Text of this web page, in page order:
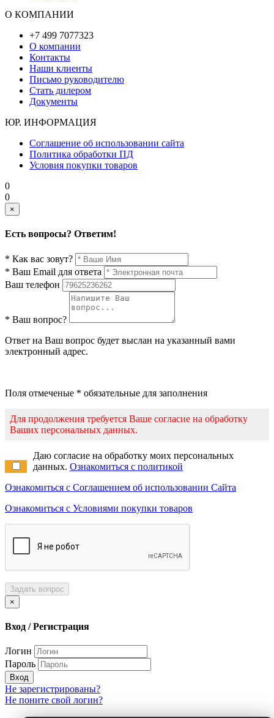
О КОМПАНИИ
+7 499 7077323
О компании
Контакты
Наши клиенты
Письмо руководителю
Стать дилером
Документы
ЮР. ИНФОРМАЦИЯ
Соглашение об использовании сайта
Политика обработки ПД
Условия покупки товаров
0
0
×
Есть вопросы? Ответим!
* Как вас зовут?
* Ваш Email для ответа
Ваш телефон
* Ваш вопрос?
Ответ на Ваш вопрос будет выслан на указанный вами
электронный адрес.
Поля отмеченые * обязательные для заполнения
Для продолжения требуется Ваше согласие на обработку
Ваших персональных данных.
Даю согласие на обработку моих персональных
данных. Ознакомиться с политикой
Ознакомиться с Соглашением об использовании Сайта
Ознакомиться с Условиями покупки товаров
Задать вопрос
×
Вход / Регистрация
Логин
Пароль
Вход
Не зарегистрированы?
Не поните свой логин?